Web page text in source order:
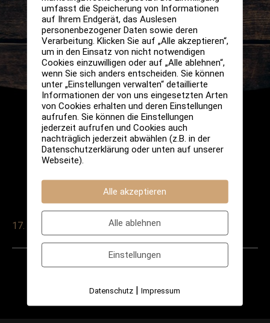
17. Mai 2025
Veranstaltung
Veranstaltung
umfasst die Speicherung von Informationen
auf Ihrem Endgerät, das Auslesen
personenbezogener Daten sowie deren
Verarbeitung. Klicken Sie auf „Alle akzeptieren“,
um in den Einsatz von nicht notwendigen
Cookies einzuwilligen oder auf „Alle ablehnen“,
wenn Sie sich anders entscheiden. Sie können
unter „Einstellungen verwalten“ detaillierte
Informationen der von uns eingesetzten Arten
von Cookies erhalten und deren Einstellungen
aufrufen. Sie können die Einstellungen
jederzeit aufrufen und Cookies auch
nachträglich jederzeit abwählen (z.B. in der
Datenschutzerklärung oder unten auf unserer
Webseite).
Alle akzeptieren
Alle ablehnen
Einstellungen
Datenschutz |Impressum